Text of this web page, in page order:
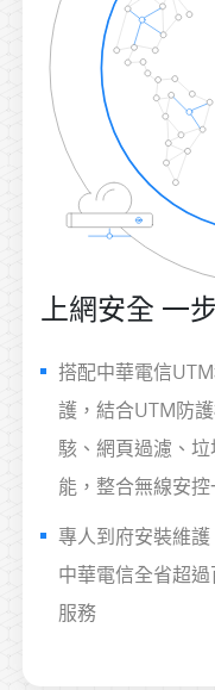
上網安全 一
搭配中華電信
護，結合UTM防
駭、網頁過濾、
能，整合無線安
專人到府安裝維
中華電信全省超
服務